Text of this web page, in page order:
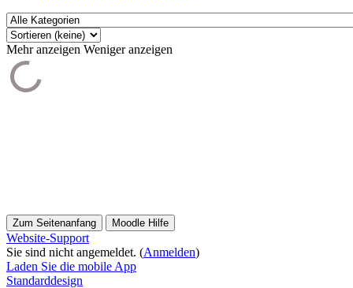
Mehr anzeigen Weniger anzeigen
Zum Seitenanfang Moodle Hilfe
Website-Support
Sie sind nicht angemeldet. (Anmelden)
Laden Sie die mobile App
Standarddesign